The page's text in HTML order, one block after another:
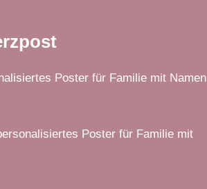
Poster für Familie mit Namen
Poster für Familie mit